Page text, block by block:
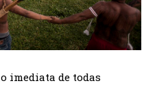
imediata de todas